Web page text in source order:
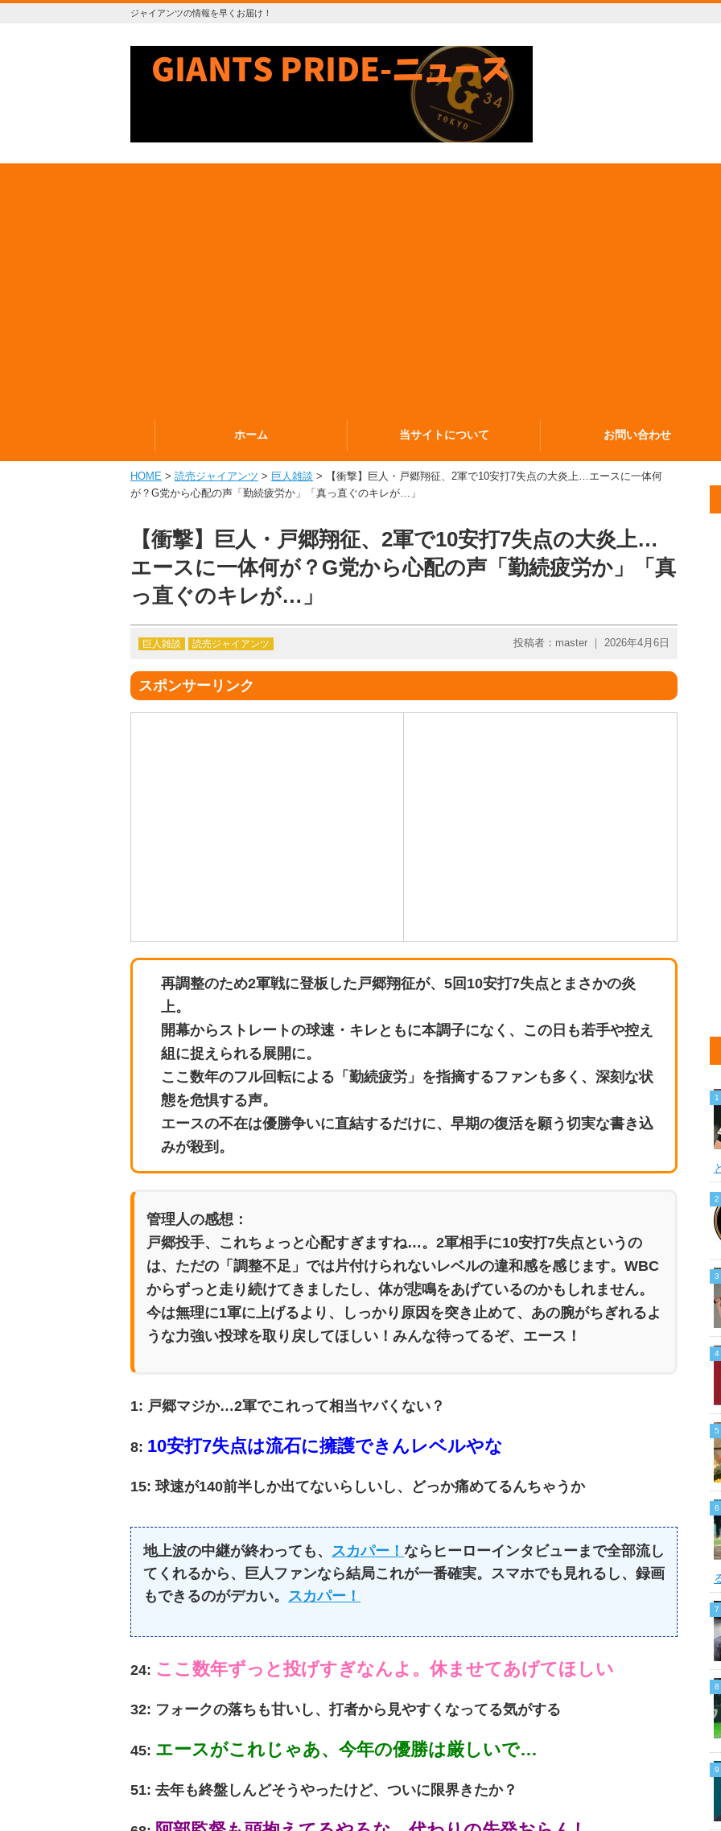
ジャイアンツの情報を早くお届け！
ホーム 当サイトについて お問い合わせ
HOME > 読売ジャイアンツ > 巨人雑談 > 【衝撃】巨人・戸郷翔征、2軍で10安打7失点の大炎上…エースに一体何
が？G党から心配の声「勤続疲労か」「真っ直ぐのキレが…」
【衝撃】巨人・戸郷翔征、2軍で10安打7失点の大炎上…
エースに一体何が？G党から心配の声「勤続疲労か」「真
っ直ぐのキレが…」
巨人雑談 読売ジャイアンツ 投稿者：master ｜ 2026年4月6日
スポンサーリンク
再調整のため2軍戦に登板した戸郷翔征が、5回10安打7失点とまさかの炎
上。
開幕からストレートの球速・キレともに本調子になく、この日も若手や控え
組に捉えられる展開に。
ここ数年のフル回転による「勤続疲労」を指摘するファンも多く、深刻な状
態を危惧する声。
エースの不在は優勝争いに直結するだけに、早期の復活を願う切実な書き込
みが殺到。
管理人の感想：
戸郷投手、これちょっと心配すぎますね…。2軍相手に10安打7失点というの
は、ただの「調整不足」では片付けられないレベルの違和感を感じます。WBC
からずっと走り続けてきましたし、体が悲鳴をあげているのかもしれません。
今は無理に1軍に上げるより、しっかり原因を突き止めて、あの腕がちぎれるよ
うな力強い投球を取り戻してほしい！みんな待ってるぞ、エース！
1: 戸郷マジか…2軍でこれって相当ヤバくない？
8: 10安打7失点は流石に擁護できんレベルやな
15: 球速が140前半しか出てないらしいし、どっか痛めてるんちゃうか
地上波の中継が終わっても、 スカパー！ ならヒーローインタビューまで全部流し
てくれるから、巨人ファンなら結局これが一番確実。スマホでも見れるし、録画
もできるのがデカい。 スカパー！
24: ここ数年ずっと投げすぎなんよ。休ませてあげてほしい
32: フォークの落ちも甘いし、打者から見やすくなってる気がする
45: エースがこれじゃあ、今年の優勝は厳しいで…
51: 去年も終盤しんどそうやったけど、ついに限界きたか？